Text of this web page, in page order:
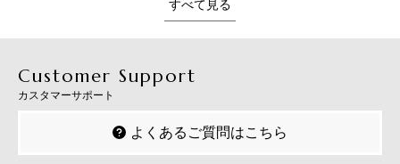
すべて見る
Customer Support
カスタマーサポート
よくあるご質問はこちら